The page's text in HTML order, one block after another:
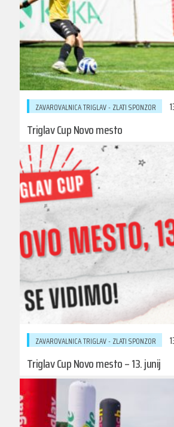
ZAVAROVALNICA TRIGLAV - ZLATI SPONZOR
Triglav Cup Novo mesto
ZAVAROVALNICA TRIGLAV - ZLATI SPONZOR
Triglav Cup Novo mesto – 13. junij